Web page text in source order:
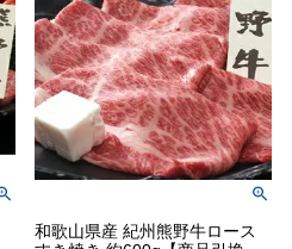
和歌山県産 紀州熊野牛ロース